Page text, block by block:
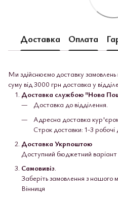
Доставка Оплата
Ми здійснюємо доставку замовлень
суму від 3000 грн доставка у
Доставка службою "Нова
Доставка до відділення.
Адресна доставка
Строк доставки: 1-3 робочі
Доставка Укрпоштою
Доступний бюджетний варіант
Самовивіз.
Заберіть замовлення з нашого
Вінниця